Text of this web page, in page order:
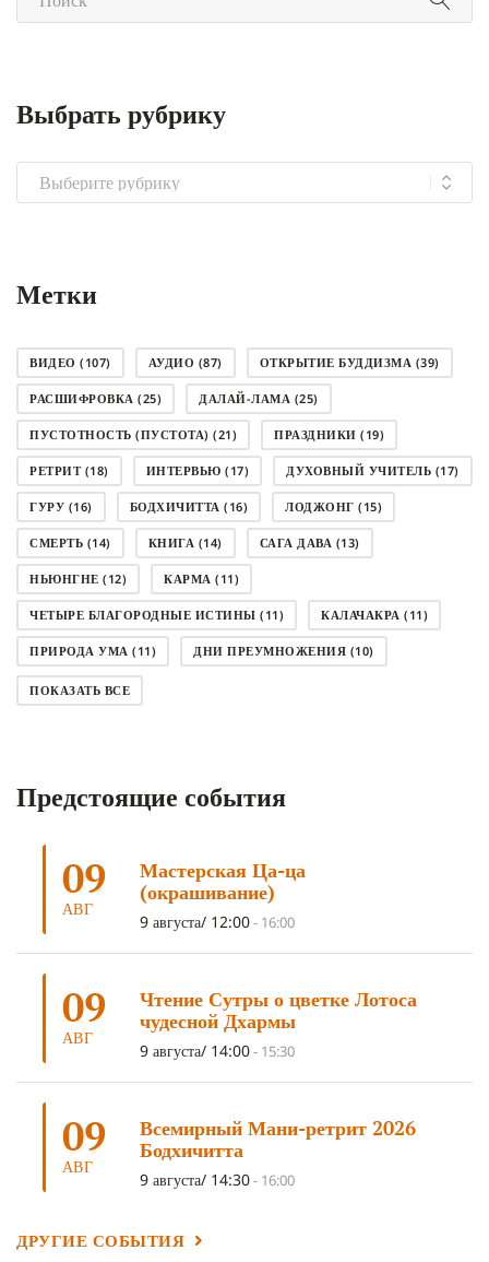
Выбрать рубрику
Выбрать
рубрику
Метки
ВИДЕО (107) АУДИО (87) ОТКРЫТИЕ БУДДИЗМА (39)
РАСШИФРОВКА (25) ДАЛАЙ-ЛАМА (25)
ПУСТОТНОСТЬ (ПУСТОТА) (21) ПРАЗДНИКИ (19)
РЕТРИТ(18) ИНТЕРВЬЮ (17) ДУХОВНЫЙ УЧИТЕЛЬ (17)
ГУРУ (16) БОДХИЧИТТА (16) ЛОДЖОНГ (15)
СМЕРТЬ (14) КНИГА (14) САГА ДАВА (13)
НЬЮНГНЕ (12) КАРМА (11)
ЧЕТЫРЕ БЛАГОРОДНЫЕ ИСТИНЫ (11) КАЛАЧАКРА (11)
ПРИРОДА УМА (11) ДНИ ПРЕУМНОЖЕНИЯ (10)
СОВЕТ(10)
АНАЛИТИЧЕСКАЯ МЕДИТАЦИЯ(7)
ТРИ ОСНОВЫ ПУТИ(5) ЛХАБАБ ДУЧЕН
ОЧИСТИТЕЛЬНЫЕ ПРАКТИКИ(5)
УМ И ЕГО ПОТЕНЦИАЛ
ОТРЕЧЕНИЕ
ПОДНОШЕНИЯ (4) ВОСЕМЬ СТРОФ(4)
ГАНДЕН ЛХАГЬЯМА(3) РАВНОСТНОСТЬ
ШАМАТХА(3) НИРВАНА(3) СХЕМЫ ЛАМРИМА(3)
ТРЕНИРОВКА УМА МОНАШЕСТВО
ПРЕДВАРИТЕЛЬНЫЕ ПРАКТИКИ
ЧОКОР ДЮЧЕН (3) ПОСВЯЩЕНИЕ
ПОКАЗАТЬ ВСЕ
Предстоящие события
09
АВГ
Мастерская Ца-ца
(окрашивание)
9 августа/ 12:00- 16:00
09
АВГ
Чтение Сутры о цветке Лотоса
чудесной Дхармы
9 августа/ 14:00- 15:30
09
АВГ
Всемирный Мани-ретрит 2026
Бодхичитта
9 августа/ 14:30- 16:00
ДРУГИЕ СОБЫТИЯ